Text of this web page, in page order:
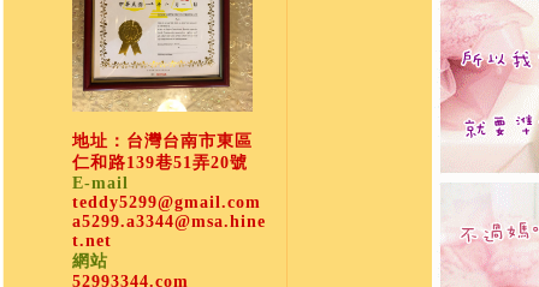
地址：台灣台南市東區
仁和路139巷51弄20號
E-mail
teddy5299@gmail.com
a5299.a3344@msa.hine
t.net
網站
52993344.com